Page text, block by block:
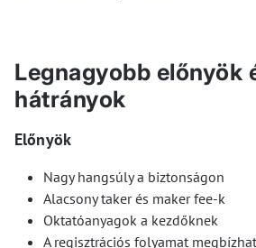
Legnagyobb előnyök
hátrányok
Előnyök
Nagy hangsúly a biztonságon
Alacsony taker és maker fee-k
Oktatóanyagok a kezdőknek
A regisztrációs folyamat